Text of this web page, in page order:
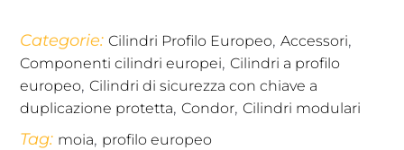
Categorie:Cilindri Profilo Europeo, Accessori,
Componenti cilindri europei, Cilindri a profilo
europeo, Cilindri di sicurezza con chiave a
duplicazione protetta, Condor, Cilindri modulari
Tag: moia, profilo europeo